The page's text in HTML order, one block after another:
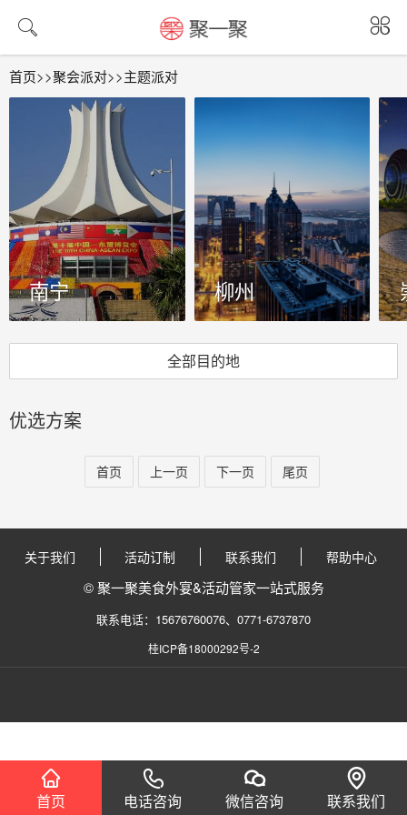
发现更好玩的世界，定制属于你的体验
首页>>聚会派对>>主题派对
南宁 柳州
全部目的地
优选方案
首页 上一页 下一页 尾页
关于我们 活动订制 联系我们 帮助中心
© 聚一聚美食外宴&活动管家一站式服务
联系电话：15676760076、0771-6737870
桂ICP备18000292号-2
首页 电话咨询 微信咨询 联系我们